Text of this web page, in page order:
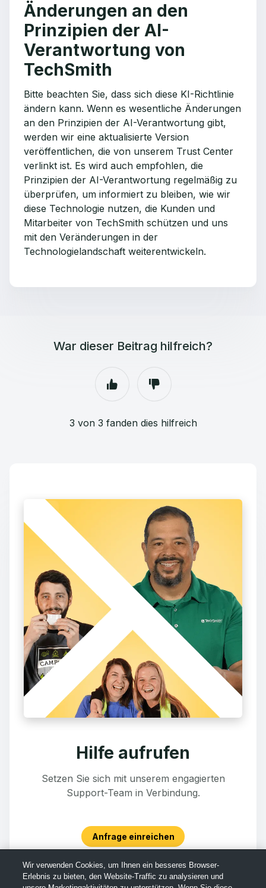
Änderungen an den
Prinzipien der AI-
Verantwortung von
TechSmith
Bitte beachten Sie, dass sich diese KI-Richtlinie
ändern kann. Wenn es wesentliche Änderungen
an den Prinzipien der AI-Verantwortung gibt,
werden wir eine aktualisierte Version
veröffentlichen, die von unserem Trust Center
verlinkt ist. Es wird auch empfohlen, die
Prinzipien der AI-Verantwortung regelmäßig zu
überprüfen, um informiert zu bleiben, wie wir
diese Technologie nutzen, die Kunden und
Mitarbeiter von TechSmith schützen und uns
mit den Veränderungen in der
Technologielandschaft weiterentwickeln.
War dieser Beitrag hilfreich?
3 von 3 fanden dies hilfreich
Hilfe aufrufen
Setzen Sie sich mit unserem engagierten
Support-Team in Verbindung.
Anfrage einreichen
Wir verwenden Cookies, um Ihnen ein besseres Browser-
Erlebnis zu bieten, den Website-Traffic zu analysieren und